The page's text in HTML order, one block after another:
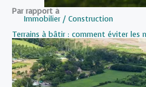
Par rapport à
Immobilier / Construction
Terrains à bâtir : comment éviter les